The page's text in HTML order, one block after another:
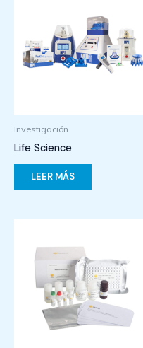
Investigación
Life Science
LEER MÁS